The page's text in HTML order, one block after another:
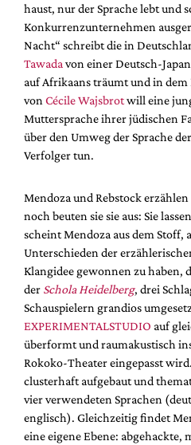
haust, nur der Sprache lebt und
Konkurrenzunternehmen
Nacht“ schreibt die in
Tawada von einer Deutsch-
auf Afrikaans träumt und in
von Cécile Wajsbrotwill eine
Muttersprache ihrer jüdischen
über den Umweg der Sprache
Verfolger tun.
Mendoza und Rebstock
noch beuten sie sie aus: Sie
scheint Mendoza aus dem Stoff,
Unterschieden der
Klangidee gewonnen zu haben,
der Schola Heidelberg, drei
Schauspielern grandios
EXPERIMENTALSTUDIO auf
überformt und raumakustisch
Rokoko-Theater eingepasst
clusterhaft aufgebaut und
vier verwendeten Sprachen
englisch). Gleichzeitig findet
eine eigene Ebene: abgehackte,